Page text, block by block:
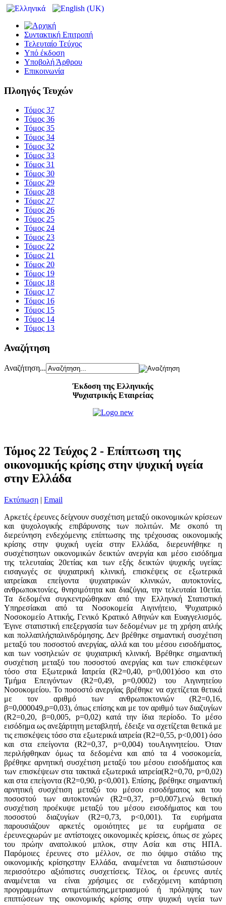
Συντακτική Επιτροπή
Τελευταίο Τεύχος
Υπό έκδοση
Υποβολή Άρθρου
Επικοινωνία
Πλοηγός Τευχών
Τόμος 37
Τόμος 36
Τόμος 35
Τόμος 34
Τόμος 32
Τόμος 33
Τόμος 31
Τόμος 30
Τόμος 29
Τόμος 28
Τόμος 27
Τόμος 26
Τόμος 25
Τόμος 24
Τόμος 23
Τόμος 22
Τόμος 21
Τόμος 20
Τόμος 19
Τόμος 18
Τόμος 17
Τόμος 16
Τόμος 15
Τόμος 14
Τόμος 13
Αναζήτηση
Αναζήτηση...
Έκδοση της Ελληνικής
Ψυχιατρικής Εταιρείας
Τόμος 22 Τεύχος 2 - Επίπτωση της
οικονομικής κρίσης στην ψυχική υγεία
στην Ελλάδα
Εκτύπωση | Email
Αρκετές έρευνες δείχνουν συσχέτιση μεταξύ οικονομικών κρίσεων
και ψυχολογικής επιβάρυνσης των πολιτών. Με σκοπό τη
διερεύνηση ενδεχόμενης επίπτωσης της τρέχουσας οικονομικής
κρίσης στην ψυχική υγεία στην Ελλάδα, διερευνήθηκε η
συσχέτισητων οικονομικών δεικτών ανεργία και μέσο εισόδημα
της τελευταίας 20ετίας και των εξής δεικτών ψυχικής υγείας:
εισαγωγές σε ψυχιατρική κλινική, επισκέψεις σε εξωτερικά
ιατρείακαι επείγοντα ψυχιατρικών κλινικών, αυτοκτονίες,
ανθρωποκτονίες, θνησιμότητα και διαζύγια, την τελευταία 10ετία.
Τα δεδομένα συγκεντρώθηκαν από την Ελληνική Στατιστική
Υπηρεσίακαι από τα Νοσοκομεία Αιγινήτειο, Ψυχιατρικό
Νοσοκομείο Αττικής, Γενικό Κρατικό Αθηνών και Ευαγγελισμός.
Έγινε στατιστική επεξεργασία των δεδομένων με τη χρήση απλής
και πολλαπλήςπαλινδρόμησης. Δεν βρέθηκε σημαντική συσχέτιση
μεταξύ του ποσοστού ανεργίας, αλλά και του μέσου εισοδήματος,
και των νοσηλειών σε ψυχιατρική κλινική. Βρέθηκε σημαντική
συσχέτιση μεταξύ του ποσοστού ανεργίας και των επισκέψεων
τόσο στα Εξωτερικά Ιατρεία (R2=0,40, p=0,001)όσο και στο
Τμήμα Επειγόντων (R2=0,49, p=0,0002) του Αιγινητείου
Νοσοκομείου. Το ποσοστό ανεργίας βρέθηκε να σχετίζεται θετικά
με τον αριθμό των ανθρωποκτονιών (R2=0,16,
β=0,000049,p=0,03), όπως επίσης και με τον αριθμό των διαζυγίων
(R2=0,20, β=0,005, p=0,02) κατά την ίδια περίοδο. Το μέσο
εισόδημα ως ανεξάρτητη μεταβλητή, έδειξε να σχετίζεται θετικά με
τις επισκέψεις τόσο στα εξωτερικά ιατρεία (R2=0,55, p<0,001) όσο
και στα επείγοντα (R2=0,37, p=0,004) τουΑιγινητείου. Όταν
περιλήφθηκαν όμως τα δεδομένα και από τα 4 νοσοκομεία,
βρέθηκε αρνητική συσχέτιση μεταξύ του μέσου εισοδήματος και
των επισκέψεων στα τακτικά εξωτερικά ιατρεία(R2=0,70, p=0,02)
και στα επείγοντα (R2=0,90, p<0,001). Επίσης, βρέθηκε σημαντική
αρνητική συσχέτιση μεταξύ του μέσου εισοδήματος και του
ποσοστού των αυτοκτονιών (R2=0,37, p=0,007),ενώ θετική
συσχέτιση προέκυψε μεταξύ του μέσου εισοδήματος και του
ποσοστού διαζυγίων (R2=0,73, p<0,001). Τα ευρήματα
παρουσιάζουν αρκετές ομοιότητες με τα ευρήματα σε
έρευνεςχωρών με αντίστοιχες οικονομικές κρίσεις, όπως σε χώρες
του πρώην ανατολικού μπλοκ, στην Ασία και στις ΗΠΑ.
Παρόμοιες έρευνες στο μέλλον, σε πιο όψιμο στάδιο της
οικονομικής κρίσηςστην Ελλάδα, αναμένεται να διαπιστώσουν
περισσότερο αξιόπιστες συσχετίσεις. Τέλος, οι έρευνες αυτές
αναμένεται να είναι χρήσιμες σε ενδεχόμενη κατάρτιση
προγραμμάτων αντιμετώπισης,μετριασμού ή πρόληψης των
επιπτώσεων της οικονομικής κρίσης στην ψυχική υγεία των